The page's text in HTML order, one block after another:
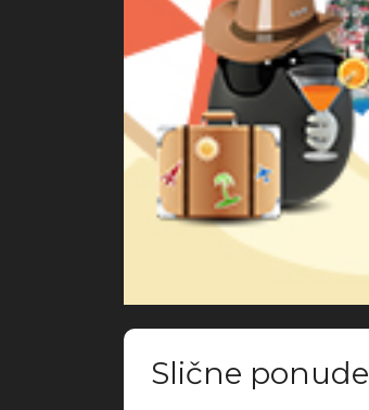
Slične ponude